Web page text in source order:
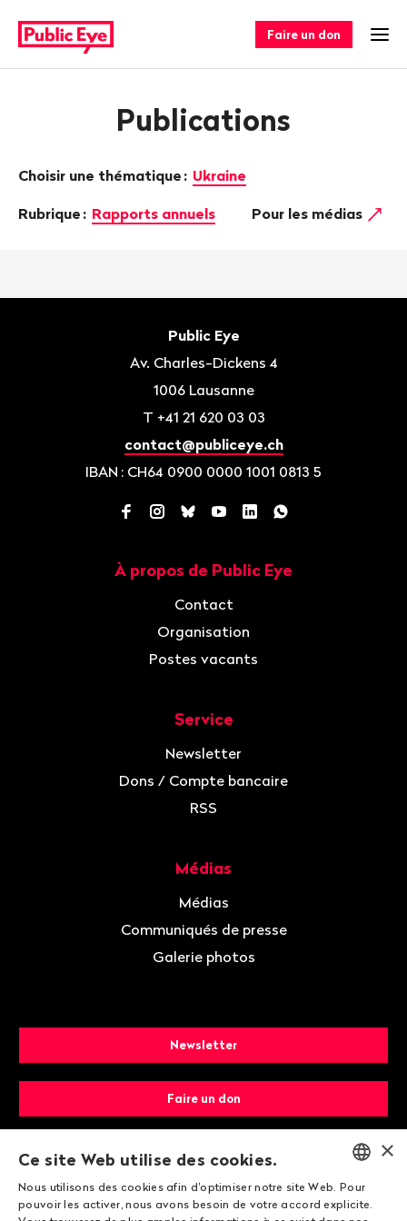
sur
publiceye.ch
rapide
Faire un don
Publications
Choisir une thématique : Ukraine
Rubrique : Rapports annuels Pour les médias
Public Eye
Av. Charles-Dickens 4
1006 Lausanne
T +41 21 620 03 03
contact@publiceye.ch
IBAN : CH64 0900 0000 1001 0813 5
Facebook
Instagram
BlueskyYouTube
LinkedInWhatsApp
À propos de Public Eye
Contact
Organisation
Postes vacants
Service
Newsletter
Dons / Compte bancaire
RSS
Médias
Médias
Communiqués de presse
Galerie photos
Newsletter
Faire un don
Devenir membre
ENGLISH
×
Ce site Web utilise des cookies.
Nous utilisons des cookies afin d'optimiser notre site Web. Pour
pouvoir les activer, nous avons besoin de votre accord explicite.